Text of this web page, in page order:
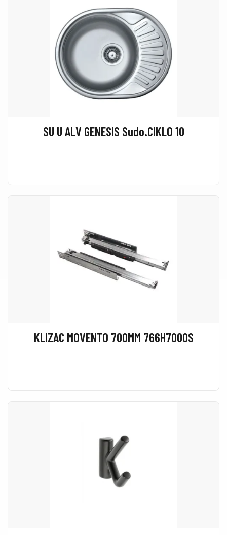
SU U ALV GENESIS Sudo.CIKLO 10
KLIZAC MOVENTO 700MM 766H7000S